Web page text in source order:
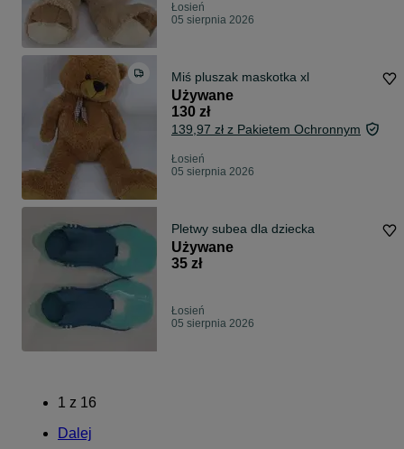
Łosień
05 sierpnia 2026
Miś pluszak maskotka xl
Używane
130 zł
139,97 zł z Pakietem Ochronnym
Łosień
05 sierpnia 2026
Pletwy subea dla dziecka
Używane
35 zł
Łosień
05 sierpnia 2026
1 z 16
Dalej